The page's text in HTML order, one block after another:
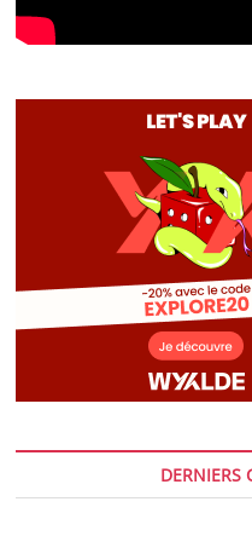
DERNIERS